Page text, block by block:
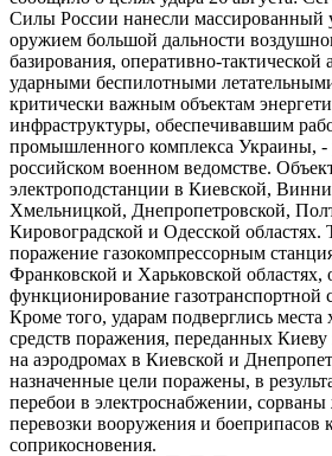
Силы России нанесли массированный
оружием большой дальности
базирования, оперативно-
ударными беспилотными
критически важным объектам
инфраструктуры, обеспечивавшим
промышленного комплекса Украины, -
российском военном ведомстве.
электроподстанции в Киевской,
Хмельницкой, Днепропетровской,
Кировоградской и Одесской областях.
поражение газокомпрессорным
Франковской и Харьковской
функционирование
Кроме того, ударам подверглись
средств поражения, переданных
на аэродромах в Киевской и
назначенные цели поражены, в
перебои в электроснабжении,
перевозки вооружения и боеприпасов
соприкосновения.